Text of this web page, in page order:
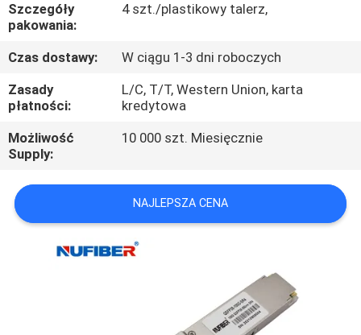
SKONTAKTUJ
SIĘ
Z
NAMI
AKTUALNOŚCI
POPROSIĆ
Szczegóły
pakowania:
4 szt./plastikowy talerz,
Czas dostawy:
W ciągu 1-3 dni roboczych
Zasady
płatności:
L/C, T/T, Western Union, karta
kredytowa
Możliwość
Supply:
10 000 szt. Miesięcznie
NAJLEPSZA CENA